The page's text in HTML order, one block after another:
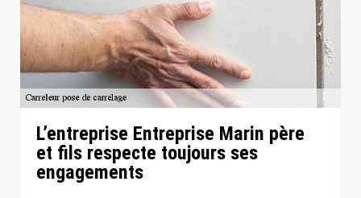
L’entreprise Entreprise Marin père
et fils respecte toujours ses
engagements